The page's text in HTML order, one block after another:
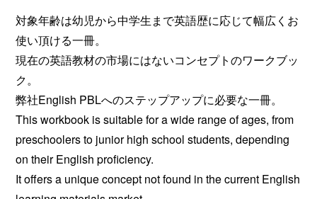
対象年齢は幼児から中学生まで英語歴に応じて幅広くお
使い頂ける一冊。
現在の英語教材の市場にはないコンセプトのワークブッ
ク。
弊社English PBLへのステップアップに必要な一冊。
This workbook is suitable for a wide range of ages, from
preschoolers to junior high school students, depending
on their English proficiency.
It offers a unique concept not found in the current English